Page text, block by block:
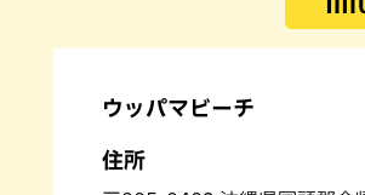
ウッパマビーチ
住所